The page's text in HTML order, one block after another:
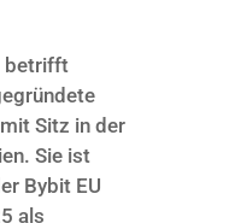
betrifft
Sitz in der
Sie ist
Bybit EU
als